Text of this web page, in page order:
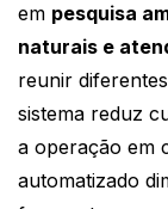
em pesquisa
naturais e
reunir
sistema reduz
a operação em
automatizado